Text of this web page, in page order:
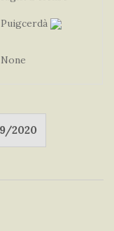
Puigcerdà
None
2020